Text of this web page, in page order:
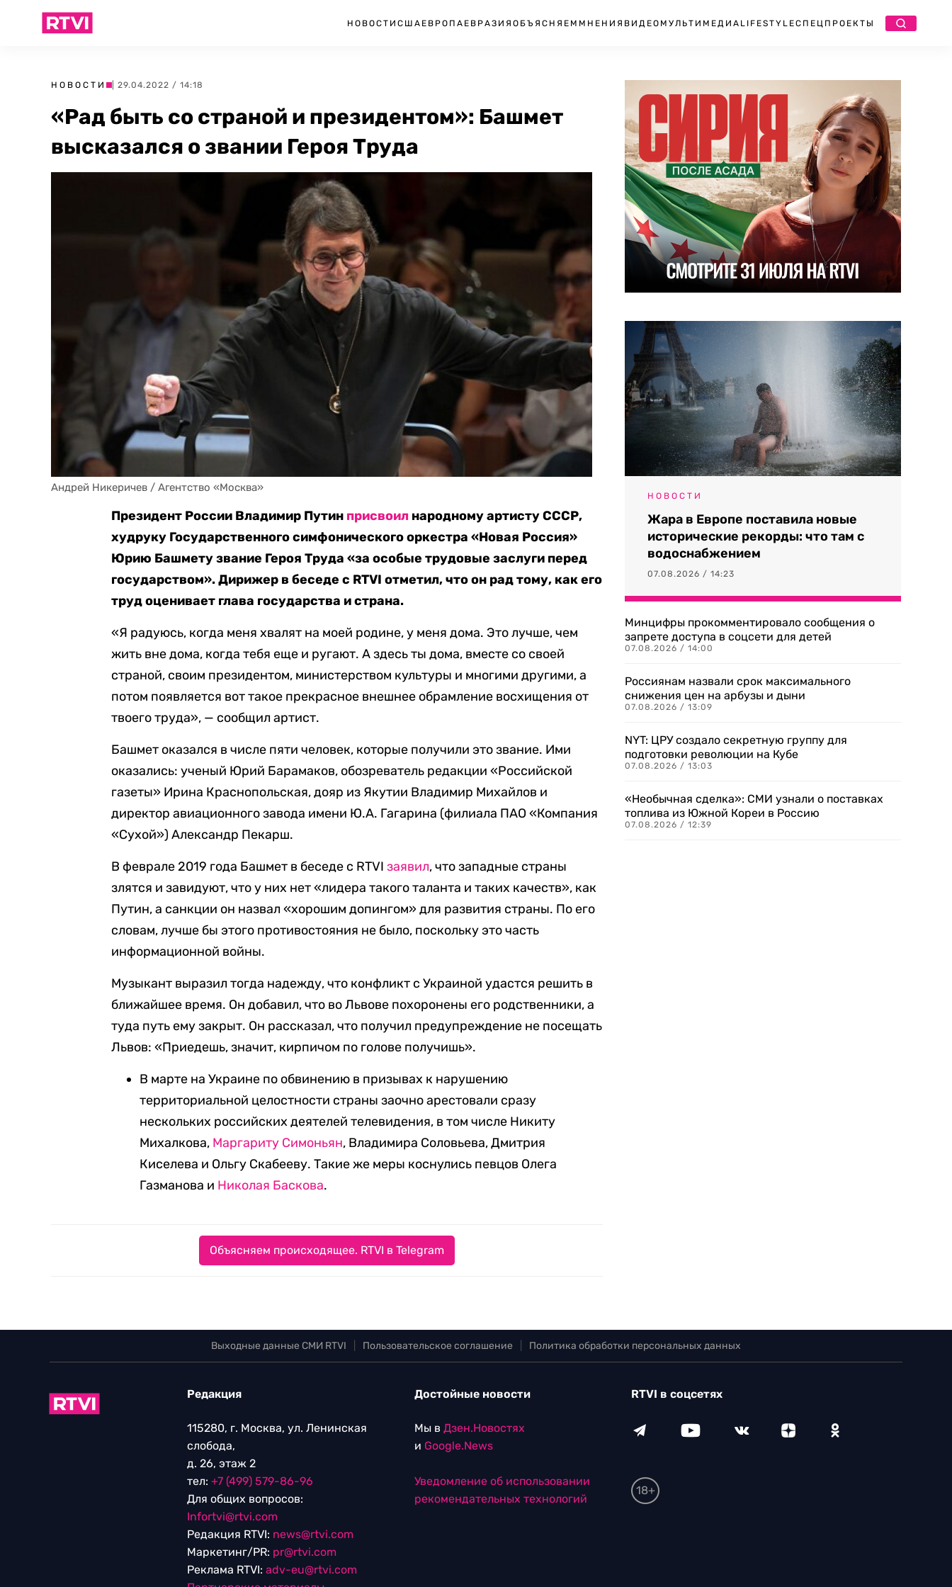
НОВОСТИ США ЕВРОПА ЕВРАЗИЯ ОБЪЯСНЯЕМ МНЕНИЯ ВИДЕО МУЛЬТИМЕДИА LIFESTYLEСПЕЦПРОЕКТЫ
НОВОСТИ | 29.04.2022 / 14:18
«Рад быть со страной и президентом»: Башмет
высказался о звании Героя Труда
Андрей Никеричев / Агентство «Москва»
Президент России Владимир Путин присвоил народному артисту СССР,
худруку Государственного симфонического оркестра «Новая Россия»
Юрию Башмету звание Героя Труда «за особые трудовые заслуги перед
государством». Дирижер в беседе с RTVI отметил, что он рад тому, как его
труд оценивает глава государства и страна.
«Я радуюсь, когда меня хвалят на моей родине, у меня дома. Это лучше, чем
жить вне дома, когда тебя еще и ругают. А здесь ты дома, вместе со своей
страной, своим президентом, министерством культуры и многими другими, а
потом появляется вот такое прекрасное внешнее обрамление восхищения от
твоего труда», — сообщил артист.
Башмет оказался в числе пяти человек, которые получили это звание. Ими
оказались: ученый Юрий Барамаков, обозреватель редакции «Российской
газеты» Ирина Краснопольская, дояр из Якутии Владимир Михайлов и
директор авиационного завода имени Ю.А. Гагарина (филиала ПАО «Компания
«Сухой») Александр Пекарш.
В феврале 2019 года Башмет в беседе с RTVIзаявил, что западные страны
злятся и завидуют, что у них нет «лидера такого таланта и таких качеств», как
Путин, а санкции он назвал «хорошим допингом» для развития страны. По его
словам, лучше бы этого противостояния не было, поскольку это часть
информационной войны.
Музыкант выразил тогда надежду, что конфликт с Украиной удастся решить в
ближайшее время. Он добавил, что во Львове похоронены его родственники, а
туда путь ему закрыт. Он рассказал, что получил предупреждение не посещать
Львов: «Приедешь, значит, кирпичом по голове получишь».
В марте на Украине по обвинению в призывах к нарушению
территориальной целостности страны заочно арестовали сразу
нескольких российских деятелей телевидения, в том числе Никиту
Михалкова, Маргариту Симоньян, Владимира Соловьева, Дмитрия
Киселева и Ольгу Скабееву. Такие же меры коснулись певцов Олега
Газманова и Николая Баскова.
Объясняем происходящее. RTVI в Telegram
НОВОСТИ
Жара в Европе поставила новые
исторические рекорды: что там с
водоснабжением
07.08.2026 / 14:23
Минцифры прокомментировало сообщения о
запрете доступа в соцсети для детей
07.08.2026 / 14:00
Россиянам назвали срок максимального
снижения цен на арбузы и дыни
07.08.2026 / 13:09
NYT: ЦРУ создало секретную группу для
подготовки революции на Кубе
07.08.2026 / 13:03
«Необычная сделка»: СМИ узнали о поставках
топлива из Южной Кореи в Россию
07.08.2026 / 12:39
Выходные данные СМИ RTVI Пользовательское соглашение Политика обработки персональных данных
Редакция
115280, г. Москва, ул. Ленинская
слобода,
д. 26, этаж 2
тел: +7 (499) 579-86-96
Для общих вопросов:
Infortvi@rtvi.com
Редакция RTVI: news@rtvi.com
Маркетинг/PR: pr@rtvi.com
Реклама RTVI: adv-eu@rtvi.com
Достойные новости
Мы в Дзен.Новостях
и Google.News
Уведомление об использовании
рекомендательных технологий
RTVI в соцсетях
18+